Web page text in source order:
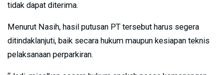
tidak dapat diterima.
Menurut Nasih, hasil putusan PT tersebut harus segera
ditindaklanjuti, baik secara hukum maupun kesiapan teknis
pelaksanaan perparkiran.